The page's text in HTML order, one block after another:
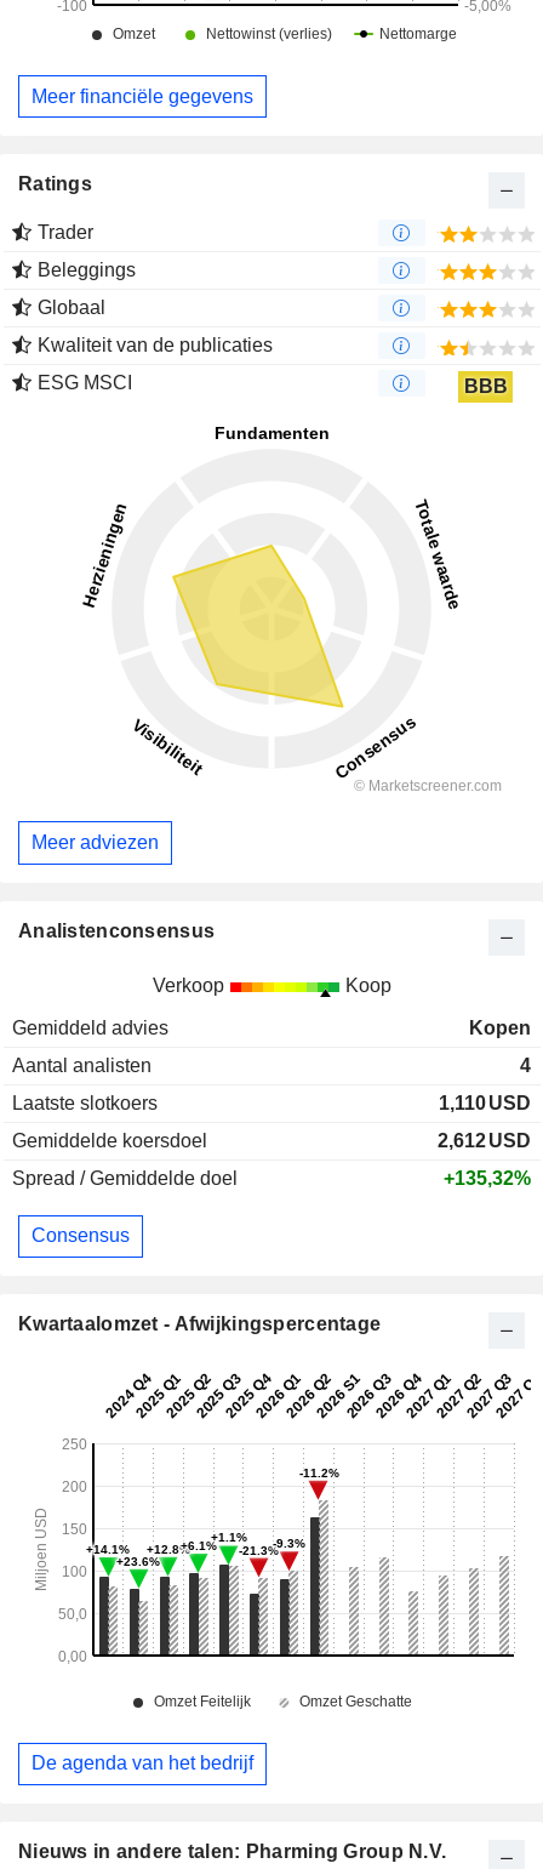
Nieuws in andere talen: Pharming Group N.V.
Meer financiële gegevens
Ratings
Trader
Beleggings
Globaal
Kwaliteit van de publicaties
ESG MSCI
BBB
Meer adviezen
Analistenconsensus
Verkoop Koop
Gemiddeld advies
Kopen
Aantal analisten
4
Laatste slotkoers
1,110USD
Gemiddelde koersdoel
2,612USD
Spread / Gemiddelde doel
+135,32%
Consensus
Kwartaalomzet - Afwijkingspercentage
De agenda van het bedrijf